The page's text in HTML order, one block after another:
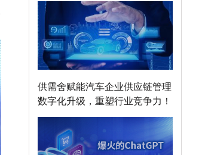
供需舍赋能汽车企业供应链管理
数字化升级，重塑行业竞争力！